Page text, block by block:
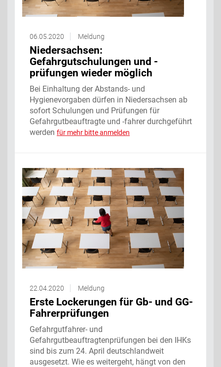
06.05.2020 Meldung
Niedersachsen:
Gefahrgutschulungen und -
prüfungen wieder möglich
Bei Einhaltung der Abstands- und
Hygienevorgaben dürfen in Niedersachsen ab
sofort Schulungen und Prüfungen für
Gefahrgutbeauftragte und -fahrer durchgeführt
werden für mehr bitte anmelden
22.04.2020 Meldung
Erste Lockerungen für Gb- und GG-
Fahrerprüfungen
Gefahrgutfahrer- und
Gefahrgutbeauftragtenprüfungen bei den IHKs
sind bis zum 24. April deutschlandweit
ausgesetzt. Wie es weitergeht, hängt von den